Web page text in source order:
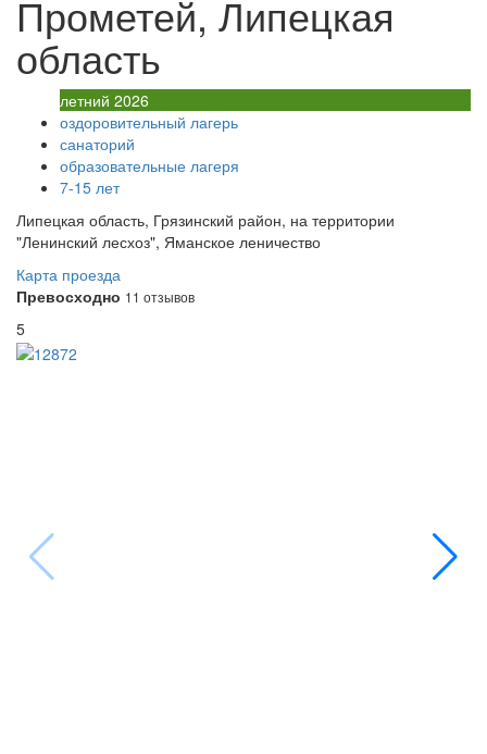
Прометей, Липецкая
область
летний 2026
оздоровительный лагерь
санаторий
образовательные лагеря
7-15 лет
Липецкая область, Грязинский район, на территории
"Ленинский лесхоз", Яманское леничество
Карта проезда
Превосходно 11 отзывов
5